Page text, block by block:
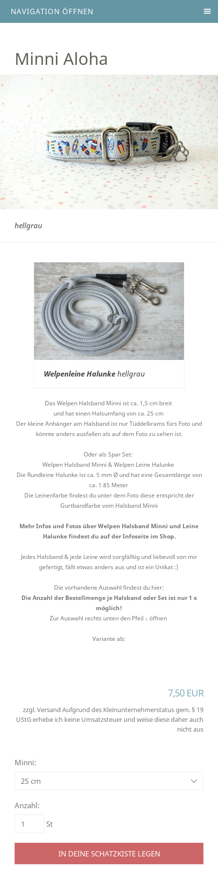
NAVIGATION ÖFFNEN
Minni Aloha
hellgrau
Welpenleine Halunkehellgrau
Das Welpen Halsband Minni ist ca. 1,5 cm breit
und hat einen Halsumfang von ca. 25 cm
Der kleine Anhänger am Halsband ist nur Tüddelkrams fürs Foto und
könnte anders ausfallen als auf dem Foto zu sehen ist.
Oder als Spar Set:
Welpen Halsband Minni & Welpen Leine Halunke
Die Rundleine Halunke ist ca. 5 mm Ø und hat eine Gesamtlänge von
ca. 1.85 Meter
Die Leinenfarbe findest du unter dem Foto diese entspricht der
Gurtbandfarbe vom Halsband Minni
Mehr Infos und Fotos über Welpen Halsband Minni und Leine
Halunke findest du auf der Infoseite im Shop.
Jedes Halsband & jede Leine wird sorgfälltig und liebevoll von mir
gefertigt, fällt etwas anders aus und ist ein Unikat :)
Die vorhandene Auswahl findest du hier:
Die Anzahl der Bestellmenge je Halsband oder Set ist nur 1 x
möglich!
Zur Auswahl rechts unten den Pfeil ↓ öffnen
Variante ab:
7,50 EUR
zzgl. Versand Aufgrund des Kleinunternehmerstatus gem. § 19
UStG erhebe ich keine Umsatzsteuer und weise diese daher auch
nicht aus
Minni:
Anzahl:
St
IN DEINE SCHATZKISTE LEGEN